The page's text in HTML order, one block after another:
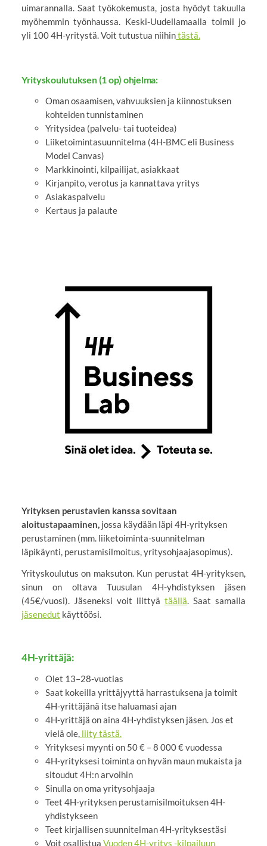
uimarannalla. Saat työkokemusta, josta hyödyt takuulla
myöhemmin työnhaussa. Keski-Uudellamaalla toimii jo
yli 100 4H-yritystä. Voit tutustua niihintästä.
Yrityskoulutuksen (1 op) ohjelma:
Oman osaamisen, vahvuuksien ja kiinnostuksen
kohteiden tunnistaminen
Yritysidea (palvelu- tai tuoteidea)
Liiketoimintasuunnitelma (4H-BMC eli Business
Model Canvas)
Markkinointi, kilpailijat, asiakkaat
Kirjanpito, verotus ja kannattava yritys
Asiakaspalvelu
Kertaus ja palaute
Yrityksen perustavien kanssa sovitaan
aloitustapaaminen, jossa käydään läpi 4H-yrityksen
perustaminen (mm. liiketoiminta-suunnitelman
läpikäynti, perustamisilmoitus, yritysohjaajasopimus).
Yrityskoulutus on maksuton. Kun perustat 4H-yrityksen,
sinun on oltava Tuusulan 4H-yhdistyksen jäsen
(45€/vuosi). Jäseneksi voit liittyätäällä. Saat samalla
jäsenedut käyttöösi.
4H-yrittäjä:
Olet 13–28-vuotias
Saat kokeilla yrittäjyyttä harrastuksena ja toimit
4H-yrittäjänä itse haluamasi ajan
4H-yrittäjä on aina 4H-yhdistyksen jäsen. Jos et
vielä ole,liity tästä.
Yrityksesi myynti on 50 € – 8 000 € vuodessa
4H-yrityksesi toiminta on hyvän maun mukaista ja
sitoudut 4H:n arvoihin
Sinulla on oma yritysohjaaja
Teet 4H-yrityksen perustamisilmoituksen 4H-
yhdistykseen
Teet kirjallisen suunnitelman 4H-yrityksestäsi
Voit osallistua Vuoden 4H-yritys -kilpailuun